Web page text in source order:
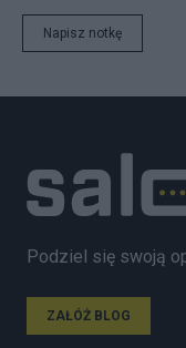
Napisz notkę
Podziel się swoją
ZAŁÓŻ BLOG